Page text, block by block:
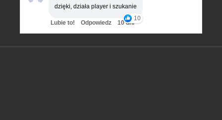
dzięki, działa player i szukanie
10
Lubie to! Odpowiedz 10 dni